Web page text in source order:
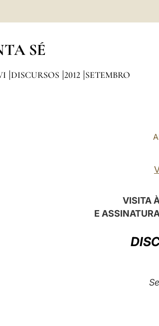
SÉ
DISCURSOS 2012 SETEMBRO
VISITA
E